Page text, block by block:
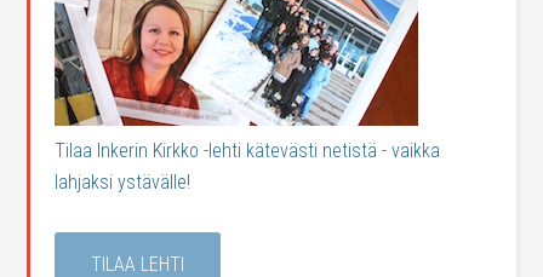
Tilaa Inkerin Kirkko -lehti kätevästi netistä - vaikka
lahjaksi ystävälle!
TILAA LEHTI